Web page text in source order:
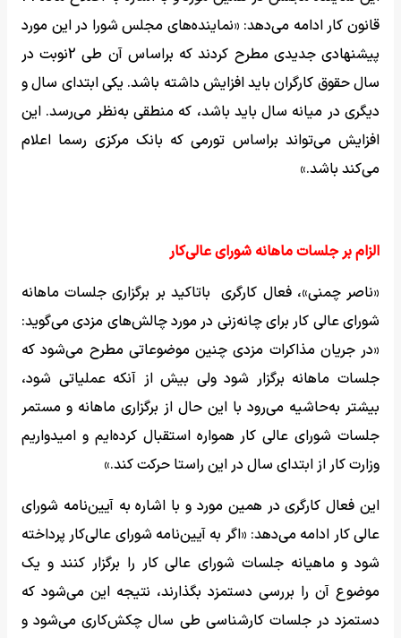
قانون کار ادامه می‌دهد: «نماینده‌های مجلس شورا در این مورد
پیشنهادی جدیدی مطرح کردند که براساس آن طی 2نوبت در
سال حقوق کارگران باید افزایش داشته باشد. یکی ابتدای سال و
دیگری در میانه سال باید باشد، که منطقی به‌نظر می‌رسد. این
افزایش می‌تواند براساس تورمی که بانک مرکزی رسما اعلام
می‌کند باشد.»
الزام بر جلسات ماهانه شورای عالی‌کار
«ناصر چمنی»، فعال کارگری باتاکید بر برگزاری جلسات ماهانه
شورای عالی کار برای چانه‌زنی در مورد چالش‌های مزدی می‌گوید:
«در جریان مذاکرات مزدی چنین موضوعاتی مطرح می‌شود که
جلسات ماهانه برگزار شود ولی بیش از آنکه عملیاتی شود،
بیشتر به‌حاشیه می‌رود با این حال از برگزاری ماهانه و مستمر
جلسات شورای عالی کار همواره استقبال کرده‌ایم و امیدواریم
وزارت کار از ابتدای سال در این راستا حرکت کند.»
این فعال کارگری در همین مورد و با اشاره به آیین‌نامه شورای
عالی کار ادامه می‌‎دهد: «اگر به آیین‌نامه‌ شورای عالی‌کار پرداخته
شود و ماهیانه جلسات شورای عالی کار را برگزار کنند و یک
موضوع آن را بررسی دستمزد بگذارند، نتیجه این می‌شود که
دستمزد در جلسات کارشناسی طی سال چکش‌کاری می‌شود و